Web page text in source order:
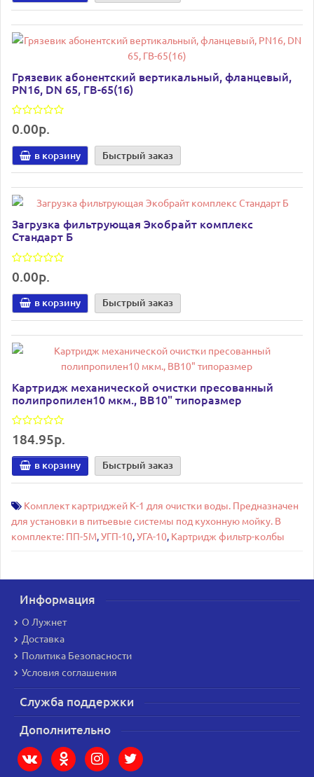
Грязевик абонентский вертикальный, фланцевый,
PN16, DN 65, ГВ-65(16)
0.00р.
в корзину Быстрый заказ
Загрузка фильтрующая Экобрайт комплекс
Стандарт Б
0.00р.
в корзину Быстрый заказ
Картридж механической очистки пресованный
полипропилен10 мкм., BB10" типоразмер
184.95р.
в корзину Быстрый заказ
Комплект картриджей К-1 для очистки воды. Предназначен
для установки в питьевые системы под кухонную мойку. В
комплекте: ПП-5М,УГП-10,УГА-10, Картридж фильтр-колбы
Информация
О Лужнет
Доставка
Политика Безопасности
Условия соглашения
Служба поддержки
Дополнительно